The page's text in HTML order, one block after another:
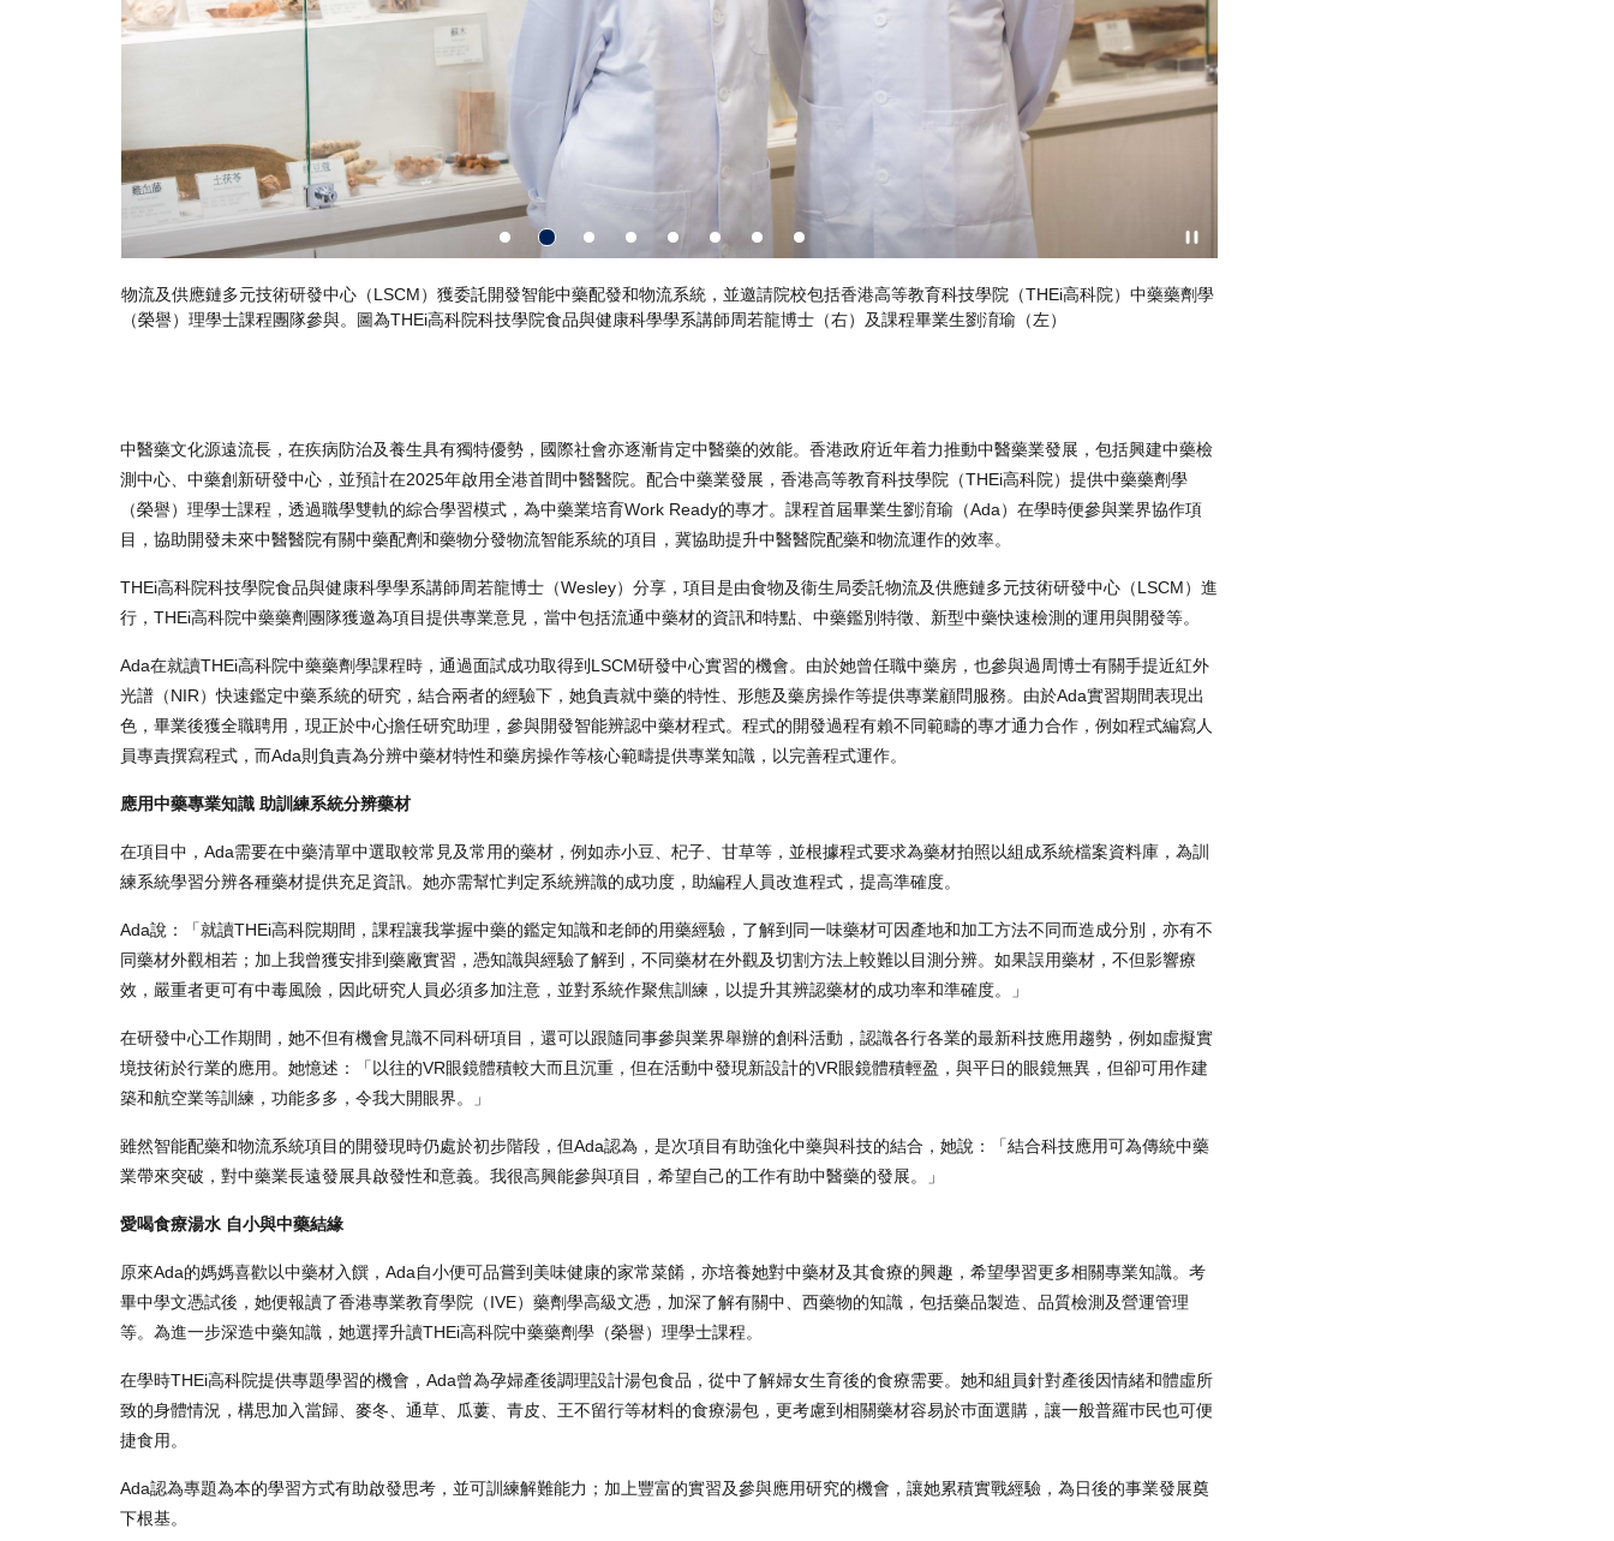
高科院）中藥藥劑學 THEi高科院中藥藥劑學（榮譽）理學士畢業生劉淯瑜（Ada）現正擔任項目的研究助理，參與開發智能辨認中藥材程式，負責就中藥材分辨等範疇提
供專業知識
中醫藥文化源遠流長，在疾病防治及養生具有獨特優勢，國際社會亦逐漸肯定中醫藥的效能。香港政府近年着力推動中醫藥業發展，包括興建中藥檢
測中心、中藥創新研發中心，並預計在2025年啟用全港首間中醫醫院。配合中藥業發展，香港高等教育科技學院（THEi高科院）提供中藥藥劑學
（榮譽）理學士課程，透過職學雙軌的綜合學習模式，為中藥業培育Work Ready的專才。課程首屆畢業生劉淯瑜（Ada）在學時便參與業界協作項
目，協助開發未來中醫醫院有關中藥配劑和藥物分發物流智能系統的項目，冀協助提升中醫醫院配藥和物流運作的效率。
THEi高科院科技學院食品與健康科學學系講師周若龍博士（Wesley）分享，項目是由食物及衞生局委託物流及供應鏈多元技術研發中心（LSCM）進
行，THEi高科院中藥藥劑團隊獲邀為項目提供專業意見，當中包括流通中藥材的資訊和特點、中藥鑑別特徵、新型中藥快速檢測的運用與開發等。
Ada在就讀THEi高科院中藥藥劑學課程時，通過面試成功取得到LSCM研發中心實習的機會。由於她曾任職中藥房，也參與過周博士有關手提近紅外
光譜（NIR）快速鑑定中藥系統的研究，結合兩者的經驗下，她負責就中藥的特性、形態及藥房操作等提供專業顧問服務。由於Ada實習期間表現出
色，畢業後獲全職聘用，現正於中心擔任研究助理，參與開發智能辨認中藥材程式。程式的開發過程有賴不同範疇的專才通力合作，例如程式編寫人
員專責撰寫程式，而Ada則負責為分辨中藥材特性和藥房操作等核心範疇提供專業知識，以完善程式運作。
應用中藥專業知識 助訓練系統分辨藥材
在項目中，Ada需要在中藥清單中選取較常見及常用的藥材，例如赤小豆、杞子、甘草等，並根據程式要求為藥材拍照以組成系統檔案資料庫，為訓
練系統學習分辨各種藥材提供充足資訊。她亦需幫忙判定系統辨識的成功度，助編程人員改進程式，提高準確度。
Ada說：「就讀THEi高科院期間，課程讓我掌握中藥的鑑定知識和老師的用藥經驗，了解到同一味藥材可因產地和加工方法不同而造成分別，亦有不
同藥材外觀相若；加上我曾獲安排到藥廠實習，憑知識與經驗了解到，不同藥材在外觀及切割方法上較難以目測分辨。如果誤用藥材，不但影響療
效，嚴重者更可有中毒風險，因此研究人員必須多加注意，並對系統作聚焦訓練，以提升其辨認藥材的成功率和準確度。」
在研發中心工作期間，她不但有機會見識不同科研項目，還可以跟隨同事參與業界舉辦的創科活動，認識各行各業的最新科技應用趨勢，例如虛擬實
境技術於行業的應用。她憶述：「以往的VR眼鏡體積較大而且沉重，但在活動中發現新設計的VR眼鏡體積輕盈，與平日的眼鏡無異，但卻可用作建
築和航空業等訓練，功能多多，令我大開眼界。」
雖然智能配藥和物流系統項目的開發現時仍處於初步階段，但Ada認為，是次項目有助強化中藥與科技的結合，她說：「結合科技應用可為傳統中藥
業帶來突破，對中藥業長遠發展具啟發性和意義。我很高興能參與項目，希望自己的工作有助中醫藥的發展。」
愛喝食療湯水 自小與中藥結緣
原來Ada的媽媽喜歡以中藥材入饌，Ada自小便可品嘗到美味健康的家常菜餚，亦培養她對中藥材及其食療的興趣，希望學習更多相關專業知識。考
畢中學文憑試後，她便報讀了香港專業教育學院（IVE）藥劑學高級文憑，加深了解有關中、西藥物的知識，包括藥品製造、品質檢測及營運管理
等。為進一步深造中藥知識，她選擇升讀THEi高科院中藥藥劑學（榮譽）理學士課程。
在學時THEi高科院提供專題學習的機會，Ada曾為孕婦產後調理設計湯包食品，從中了解婦女生育後的食療需要。她和組員針對產後因情緒和體虛所
致的身體情況，構思加入當歸、麥冬、通草、瓜蔞、青皮、王不留行等材料的食療湯包，更考慮到相關藥材容易於巿面選購，讓一般普羅巿民也可便
捷食用。
Ada認為專題為本的學習方式有助啟發思考，並可訓練解難能力；加上豐富的實習及參與應用研究的機會，讓她累積實戰經驗，為日後的事業發展奠
下根基。